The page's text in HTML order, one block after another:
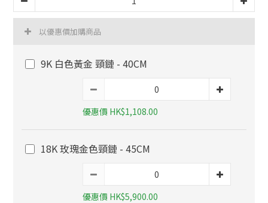
以優惠價加購商品
9K 白色黃金 頸鏈 - 40CM
優惠價 HK$1,108.00
18K 玫瑰金色頸鏈 - 45CM
優惠價 HK$5,900.00